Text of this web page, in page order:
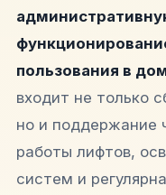
пользования в
входит не только
но и поддержание
работы лифтов,
систем и